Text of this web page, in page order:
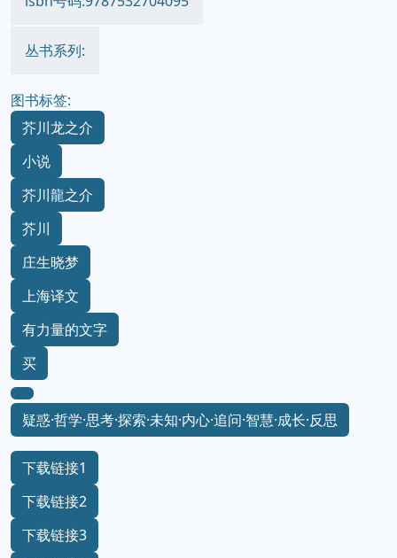
丛书系列:
图书标签:
芥川龙之介
小说
芥川龍之介
芥川
庄生晓梦
上海译文
有力量的文字
买
疑惑·哲学·思考·探索·未知·内心·追问·智慧·成长·反思
下载链接1
下载链接2
下载链接3